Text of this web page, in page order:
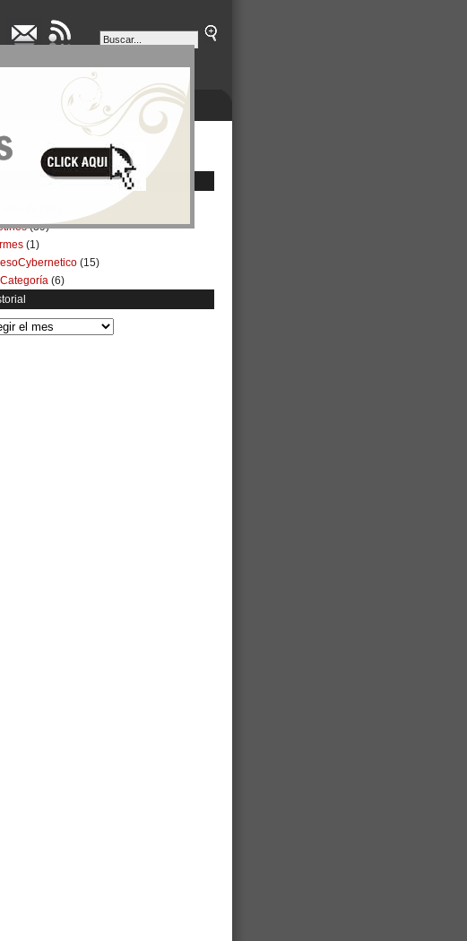
BOLETINES NEGOCIOS
(39)
(1)
(15)
(6)